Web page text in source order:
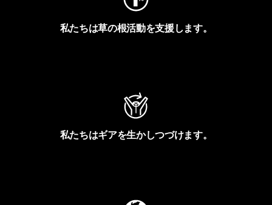
私たちは草の根活動を支援します。
私たちはギアを生かしつづけます。